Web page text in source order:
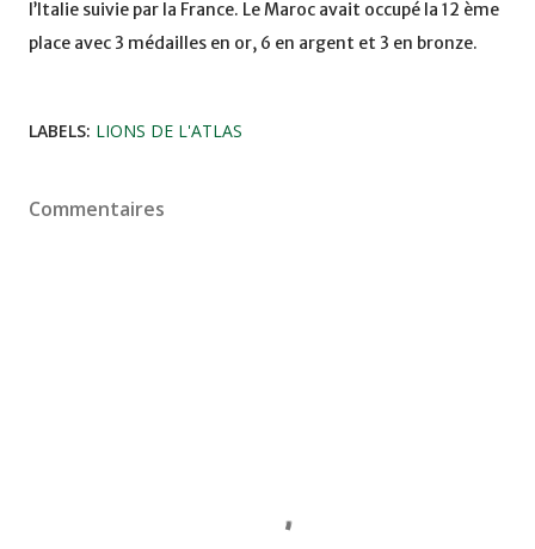
l’Italie suivie par la France. Le Maroc avait occupé la 12 ème
place avec 3 médailles en or, 6 en argent et 3 en bronze.
LABELS: LIONS DE L'ATLAS
Commentaires